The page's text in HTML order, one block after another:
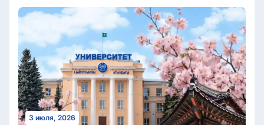
3 июля, 2026